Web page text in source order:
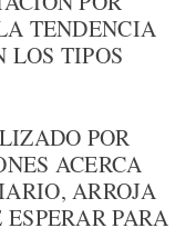
TENDENCIA
LOS TIPOS
POR
ACERCA
ARROJA
PARA